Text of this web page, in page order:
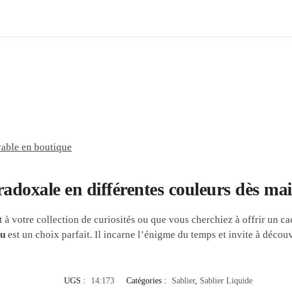
en boutique
en différentes couleurs dès
votre collection de curiosités ou que vous cherchiez à offrir un
est un choix parfait. Il incarne l’énigme du temps et invite à
UGS : 14:173 Catégories : Sablier, Sablier Liquide